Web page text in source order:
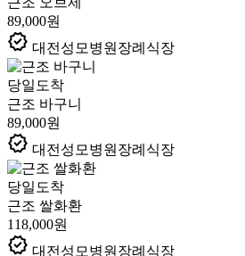
89,000원
verified 대전성모병원장례식장
당일도착
근조 바구니
89,000원
verified 대전성모병원장례식장
당일도착
근조 쌀화환
118,000원
verified 대전성모병원장례식장